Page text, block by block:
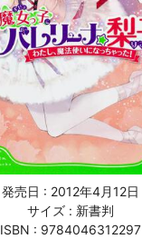
発売日 : 2012年4月12日
サイズ : 新書判
ISBN : 9784046312297